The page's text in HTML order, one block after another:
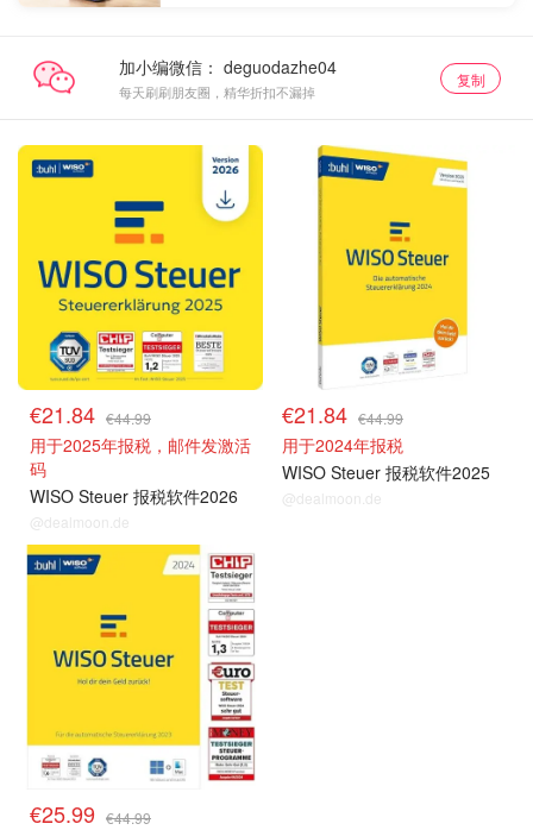
加小编微信：
每天刷刷朋友圈，精华折扣不漏掉
复制
€21.84 €44.99
用于2025年报税，邮件发激活
码
WISO Steuer 报税软件2026
@dealmoon.de
€21.84 €44.99
用于2024年报税
WISO Steuer 报税软件2025
@dealmoon.de
€25.99 €44.99